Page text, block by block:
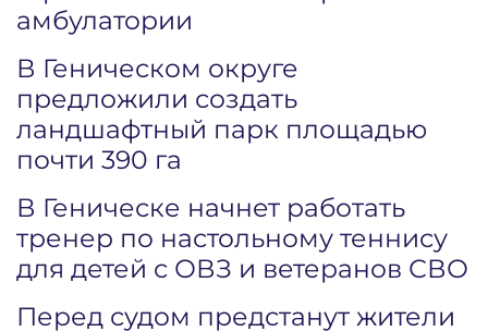
амбулатории
В Геническом округе
предложили создать
ландшафтный парк площадью
почти 390 га
В Геническе начнет работать
тренер по настольному теннису
для детей с ОВЗ и ветеранов СВО
Перед судом предстанут жители